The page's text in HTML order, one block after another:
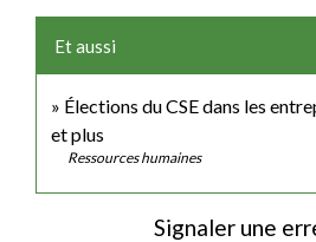
Et aussi
Élections du CSE dans les
et plus
Ressources humaines
Signaler une